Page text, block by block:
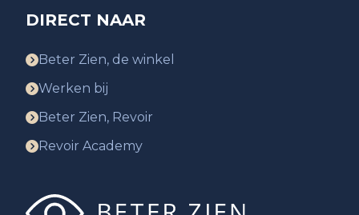
DIRECT NAAR
Beter Zien, de winkel
Werken bij
Beter Zien, Revoir
Revoir Academy